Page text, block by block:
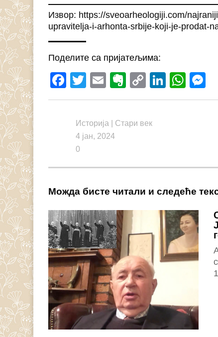
Извор: https://sveoarheologiji.com/
upravitelja-i-arhonta-srbije-koji-je-prodat-
Поделите са пријатељима:
Facebook
Twitter
EmailEvernote
Copy
Link
LinkedIn
Историја
Стари век
4 јан, 2024
0
Можда бисте читали и следеће